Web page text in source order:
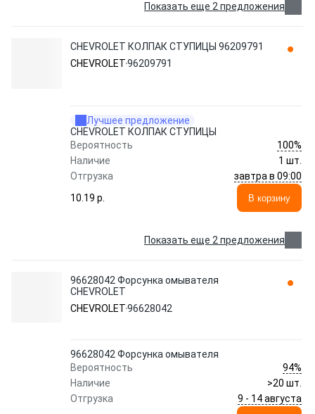
Показать еще 2 предложения
CHEVROLET КОЛПАК СТУПИЦЫ 96209791
CHEVROLET96209791
Лучшее предложение
CHEVROLET КОЛПАК СТУПИЦЫ
Вероятность
100%
Наличие
1 шт.
Отгрузка
завтра в 09:00
10.19 p.
В корзину
Показать еще 2 предложения
96628042 Фopcyнкa oмывaтeля
CHEVROLET
CHEVROLET96628042
96628042 Фopcyнкa oмывaтeля
Вероятность
94%
Наличие
>20 шт.
Отгрузка
9 - 14 августа